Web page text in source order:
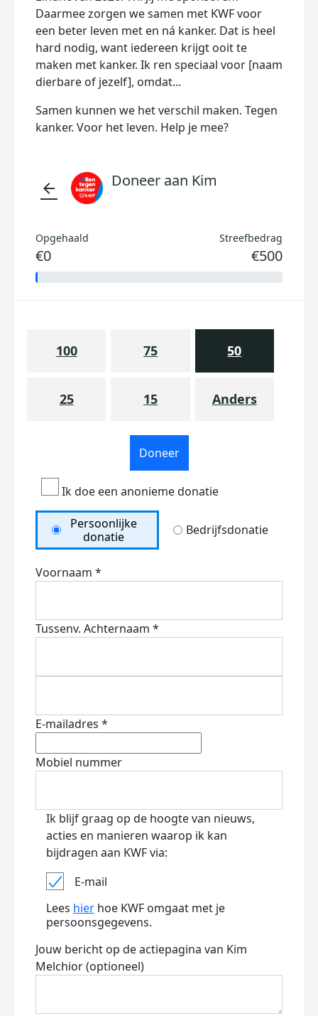
Daarmee zorgen we samen met KWF voor
een beter leven met en ná kanker. Dat is heel
hard nodig, want iedereen krijgt ooit te
maken met kanker. Ik ren speciaal voor [naam
dierbare of jezelf], omdat...
Samen kunnen we het verschil maken. Tegen
kanker. Voor het leven. Help je mee?
arrow_back Doneer aan Kim
Opgehaald
€0
Streefbedrag
€500
100 75 50
25 15 Anders
Doneer
Ik doe een anonieme donatie
Persoonlijke
donatie
Bedrijfsdonatie
Voornaam *
Tussenv. Achternaam *
E-mailadres *
Mobiel nummer
Ik blijf graag op de hoogte van nieuws,
acties en manieren waarop ik kan
bijdragen aan KWF via:
E-mail
Lees hier hoe KWF omgaat met je
persoonsgegevens.
Jouw bericht op de actiepagina van Kim
Melchior (optioneel)